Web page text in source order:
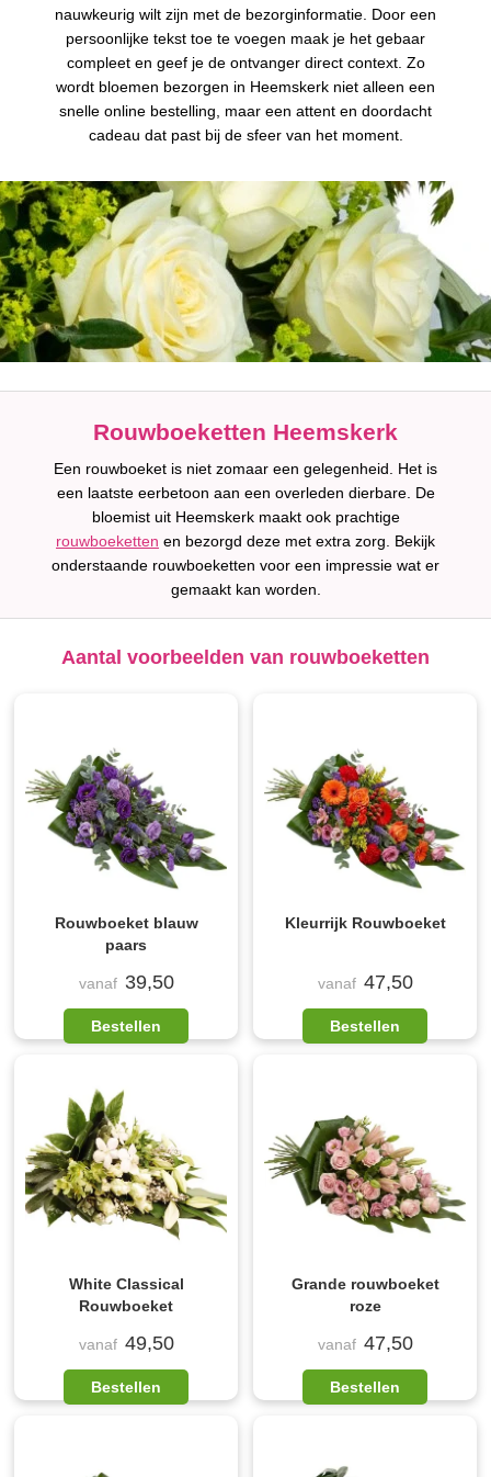
nauwkeurig wilt zijn met de bezorginformatie. Door een
persoonlijke tekst toe te voegen maak je het gebaar
compleet en geef je de ontvanger direct context. Zo
wordt bloemen bezorgen in Heemskerk niet alleen een
snelle online bestelling, maar een attent en doordacht
cadeau dat past bij de sfeer van het moment.
Rouwboeketten Heemskerk
Een rouwboeket is niet zomaar een gelegenheid. Het is
een laatste eerbetoon aan een overleden dierbare. De
bloemist uit Heemskerk maakt ook prachtige
rouwboeketten en bezorgd deze met extra zorg. Bekijk
onderstaande rouwboeketten voor een impressie wat er
gemaakt kan worden.
Aantal voorbeelden van rouwboeketten
Rouwboeket blauw
paars
vanaf 39,50
Bestellen
Kleurrijk Rouwboeket
vanaf 47,50
Bestellen
White Classical
Rouwboeket
vanaf 49,50
Bestellen
Grande rouwboeket
roze
vanaf 47,50
Bestellen